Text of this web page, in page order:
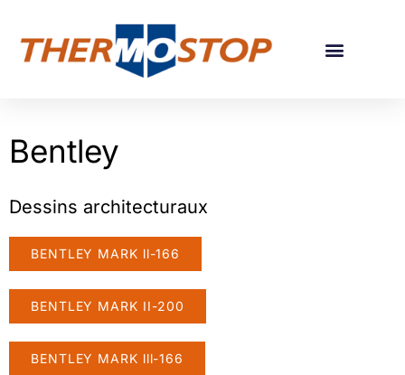
Bentley
Dessins architecturaux
BENTLEY MARK ll-166
BENTLEY MARK II-200
BENTLEY MARK lll-166